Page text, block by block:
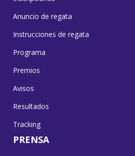
Anuncio de regata
Instrucciones de regata
Programa
Premios
Avisos
Resultados
Tracking
PRENSA